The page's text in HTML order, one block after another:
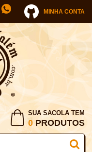
MINHA CONTA
SUA SACOLA TEM
0 PRODUTOS